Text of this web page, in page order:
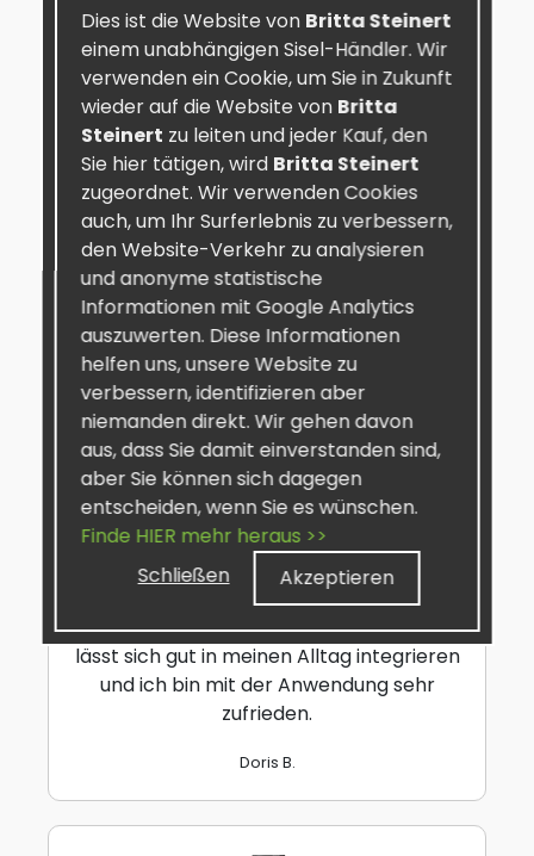
Katie B.
TRIMogenic™
★★★★★
Mein Lieblingsprodukt ist TRIMogenic. Ich
nehme morgens zwei Kapseln als Teil
meiner täglichen Routine. Das Produkt
lässt sich gut in meinen Alltag integrieren
und ich bin mit der Anwendung sehr
zufrieden.
Doris B.
Dies ist die Website von Britta Steinert
einem unabhängigen Sisel-Händler. Wir
verwenden ein Cookie, um Sie in Zukunft
wieder auf die Website von Britta
Steinert zu leiten und jeder Kauf, den
Sie hier tätigen, wird Britta Steinert
zugeordnet. Wir verwenden Cookies
auch, um Ihr Surferlebnis zu verbessern,
den Website-Verkehr zu analysieren
und anonyme statistische
Informationen mit Google Analytics
auszuwerten. Diese Informationen
helfen uns, unsere Website zu
verbessern, identifizieren aber
niemanden direkt. Wir gehen davon
aus, dass Sie damit einverstanden sind,
aber Sie können sich dagegen
entscheiden, wenn Sie es wünschen.
Finde HIER mehr heraus >>
Schließen
Akzeptieren